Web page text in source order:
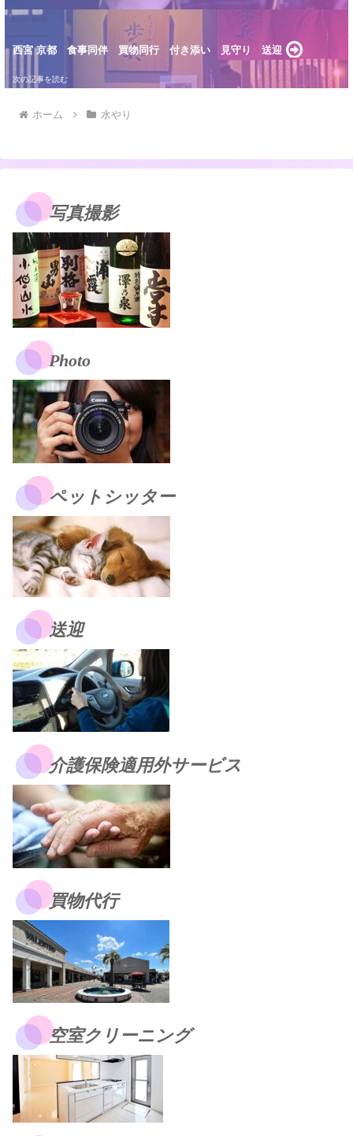
西宮 京都 食事同伴 買物同行 付き添い 見守り 送迎
ホーム 水やり
写真撮影
Photo
ペットシッター
送迎
介護保険適用外サービス
買物代行
空室クリーニング